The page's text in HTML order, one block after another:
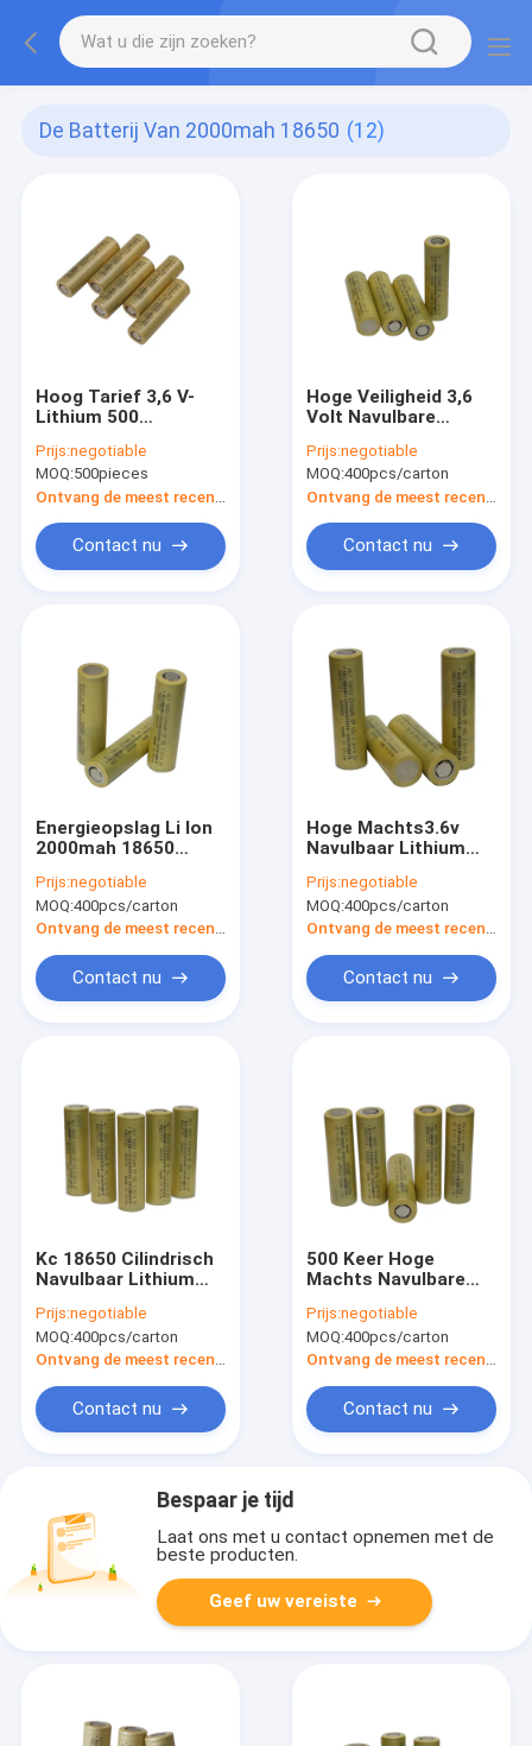
De Batterij Van 2000mah 18650 (12)
Hoog Tarief 3,6 V-
Lithium 500
Batterijcel voor
Elektrische
gereedschappen
Prijs:negotiable
MOQ:500pieces
Contact nu
Hoge Veiligheid 3,6
Volt Navulbare
Batterij voor
Elektrische Autoped
Prijs:negotiable
MOQ:400pcs/carton
Contact nu
Energieopslag Li Ion
2000mah 18650
Ce BIB
Prijs:negotiable
MOQ:400pcs/carton
Contact nu
Hoge Machts3.6v
Navulbaar Lithium
18650
Prijs:negotiable
MOQ:400pcs/carton
Contact nu
Kc 18650 Cilindrisch
Navulbaar Lithium
Energy Density 3.6V
2000mAh
Prijs:negotiable
MOQ:400pcs/carton
Ontvang de meest recente Prijs
Contact nu
500 Keer Hoge
Machts Navulbare
Batterijcellen voor de
Elektronika Van de
consument
Prijs:negotiable
MOQ:400pcs/carton
Ontvang de meest recente Prijs
Contact nu
Bespaar je tijd
Laat ons met u contact opnemen met de
beste producten.
Geef uw vereiste